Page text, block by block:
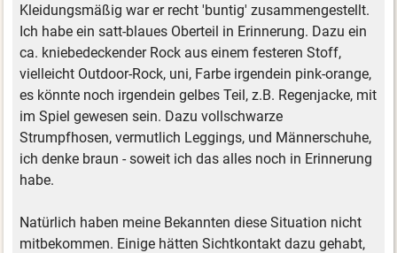
Kleidungsmäßig war er recht 'buntig' zusammengestellt.
Ich habe ein satt-blaues Oberteil in Erinnerung. Dazu ein
ca. kniebedeckender Rock aus einem festeren Stoff,
vielleicht Outdoor-Rock, uni, Farbe irgendein pink-orange,
es könnte noch irgendein gelbes Teil, z.B. Regenjacke, mit
im Spiel gewesen sein. Dazu vollschwarze
Strumpfhosen, vermutlich Leggings, und Männerschuhe,
ich denke braun - soweit ich das alles noch in Erinnerung
habe.
Natürlich haben meine Bekannten diese Situation nicht
mitbekommen. Einige hätten Sichtkontakt dazu gehabt,